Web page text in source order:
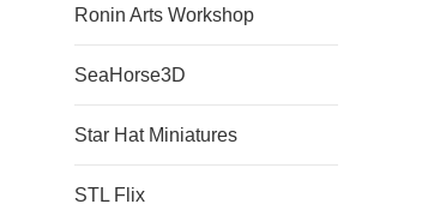
Ronin Arts Workshop
SeaHorse3D
Star Hat Miniatures
STL Flix